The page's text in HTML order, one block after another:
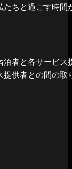
ちと過ごす時
者と各サービ
供者との間の